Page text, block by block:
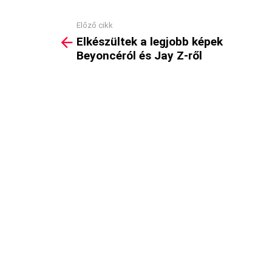
more
Előző cikk
Elkészültek a legjobb képek
Beyoncéról és Jay Z-ről